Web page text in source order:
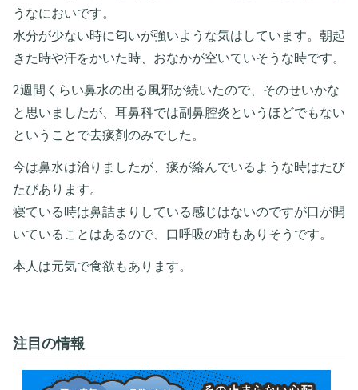
うなにおいです。
水分が少ない時に匂いが強いような気はしています。朝起
きた時や汗をかいた時、おなかが空いていそうな時です。
2週間くらい鼻水の出る風邪が続いたので、そのせいかな
と思いましたが、耳鼻科では副鼻腔炎というほどでもない
ということで去痰剤のみでした。
今は鼻水は治りましたが、痰が絡んでいるような時はたび
たびあります。
寝ている時は鼻詰まりしている感じはないのですが口が開
いていることはあるので、口呼吸の時もありそうです。
本人は元気で食欲もあります。
注目の情報